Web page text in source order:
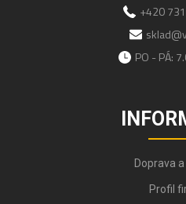
+420
PO - PÁ:
Doprava
Profil